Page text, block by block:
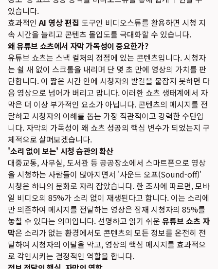
있습니다.
효과적인AI 영상 편집 도구인 비디오스튜를 활용하면 시청 지
속 시간을 늘리고 콘텐츠 몰입도를 극대화할 수 있습니다.
왜 유튜브 쇼츠에서 자막 가독성이 중요한가?
유튜브 쇼츠는 스낵 컬처의 정점에 있는 콘텐츠입니다. 시청자
는 쉴 새 없이 스크롤을 내리며 단 몇 초 만에 영상의 가치를 판
단합니다. 이 짧은 시간 안에 시청자의 발길을 붙잡지 못하면 다
음 영상으로 넘어가 버리고 맙니다. 이러한 쇼츠 생태계에서 자
막은 더 이상 부가적인 요소가 아닙니다. 콘텐츠의 메시지를 전
달하고 시청자의 이해를 돕는 가장 직관적이고 강력한 수단입
니다. 자막의 가독성이 왜 쇼츠 성공의 핵심 변수가 되었는지 구
체적으로 살펴보겠습니다.
'소리 없이 보는' 시청 습관의 확산
대중교통, 사무실, 도서관 등 공공장소에서 스마트폰으로 영상
을 시청하는 사람들이 많아지면서 '사운드 오프(Sound-off)'
시청은 하나의 문화로 자리 잡았습니다. 한 조사에 따르면, 모바
일 비디오의 85%가 소리 없이 재생된다고 합니다. 이는 소리에
만 의존하여 메시지를 전달하는 영상은 잠재 시청자의 85%를
놓칠 수 있다는 의미입니다. 선명하고 읽기 쉬운 유튜브 쇼츠 자
막은 소리가 없는 환경에서도 콘텐츠의 모든 정보를 온전히 전
달하여 시청자의 이탈을 막고, 영상의 핵심 메시지를 효과적으
로 각인시키는 결정적인 역할을 합니다.